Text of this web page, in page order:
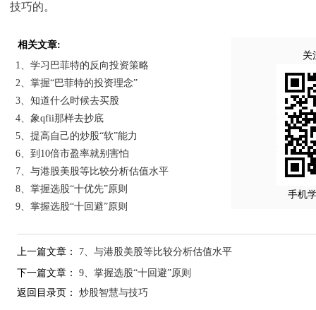
技巧的。
相关文章:
1、学习巴菲特的反向投资策略
2、掌握“巴菲特的投资理念”
3、知道什么时候去买股
4、象qfii那样去抄底
5、提高自己的炒股“软”能力
6、到10倍市盈率就别害怕
7、与港股美股等比较分析估值水平
8、掌握选股“十优先”原则
9、掌握选股“十回避”原则
关
手机
上一篇文章： 7、与港股美股等比较分析估值水平
下一篇文章： 9、掌握选股“十回避”原则
返回目录页： 炒股智慧与技巧